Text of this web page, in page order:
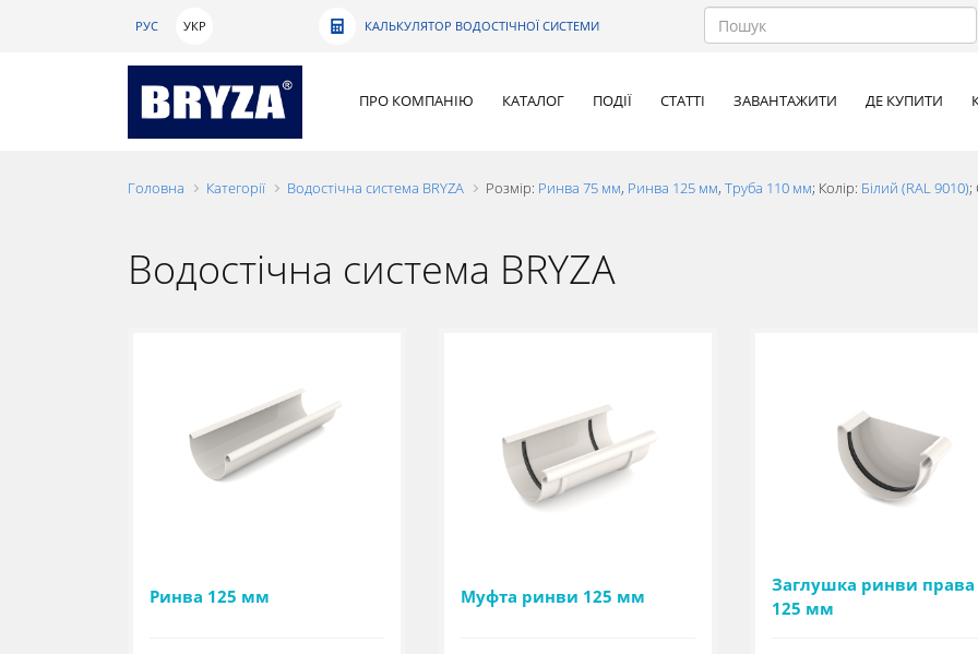
РУС УКР КАЛЬКУЛЯТОР ВОДОСТІЧНОЇ СИСТЕМИ
ПРО КОМПАНІЮ КАТАЛОГ ПОДІЇ СТАТТІ ЗАВАНТАЖИТИ ДЕ КУПИТИ
Головна Категорії Водостічна система BRYZA Розмір: Ринва 75 мм, Ринва 125 мм, Труба 110 мм; Колір: Білий (RAL 9010);
Водостічна система BRYZA
Ринва 125 мм Муфта ринви 125 мм
Заглушка ринви права
125 мм